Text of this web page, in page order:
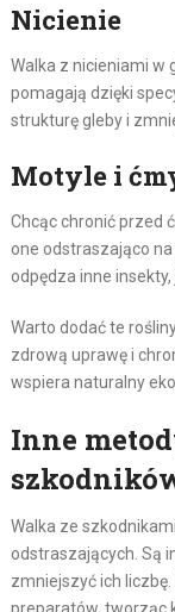
Nicienie
Walka z nicieniami w
pomagają dzięki
strukturę gleby i
Motyle i
Chcąc chronić przed
one odstraszająco
odpędza inne insekty,
Warto dodać te
zdrową uprawę i
wspiera naturalny
Inne
Walka ze
odstraszających. Są
zmniejszyć ich
preparatów, tworząc